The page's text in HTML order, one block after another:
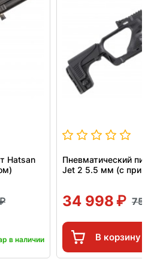
Hatsan
в наличии
Пневматический
Jet 2 5.5 мм (с
34 998 75
В корзину